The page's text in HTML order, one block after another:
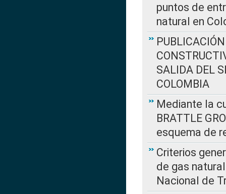
puntos de
natural en
SALIDA DEL
COLOMBIA
Mediante la
BRATTLE
esquema de
Criterios
de gas
Nacional de